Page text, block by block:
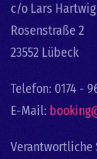
c/o Lars Hartwig
Rosenstraße 2
23552 Lübeck
Telefon: 0174 -
E-Mail: